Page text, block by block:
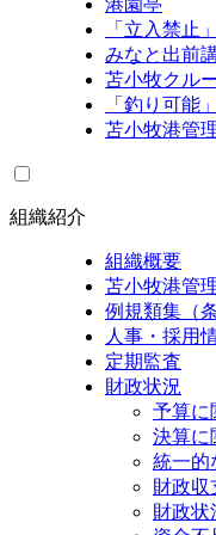
港園亭
「立入禁止
みなと出前
苫小牧クル
「釣り可能
苫小牧港管
組織紹介
組織概要
苫小牧港管
例規類集（
人事・採用
定期監査
財政状況
予算に
決算に
統一的
財政収
財政状